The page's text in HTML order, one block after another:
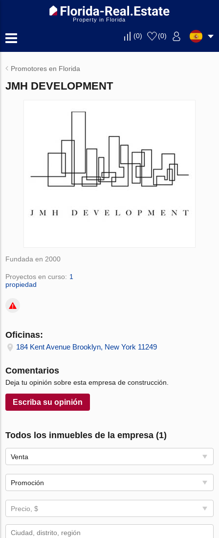
Property in Florida
(0) (0)
Promotores en Florida
JMH DEVELOPMENT
Fundada en 2000
Proyectos en curso: 1
propiedad
Oficinas:
184 Kent Avenue Brooklyn, New York 11249
Comentarios
Deja tu opinión sobre esta empresa de construcción.
Escriba su opinión
Todos los inmuebles de la empresa (1)
Venta
Promoción
Precio, $